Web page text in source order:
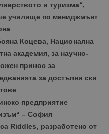
и туризма“,
училище по мениджмънт
Коцева, Национална
академия, за научно-
принос за
за достъпни ски
предприятие
– София
Riddles, разработено от